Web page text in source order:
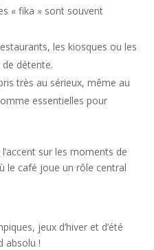
« fika » sont souvent
les kiosques ou les
détente.
très au sérieux, même au
essentielles pour
sur les moments de
le café joue un rôle central
jeux d’hiver et d’été
absolu !